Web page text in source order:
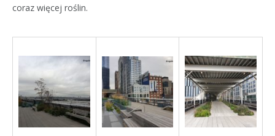
coraz więcej roślin.